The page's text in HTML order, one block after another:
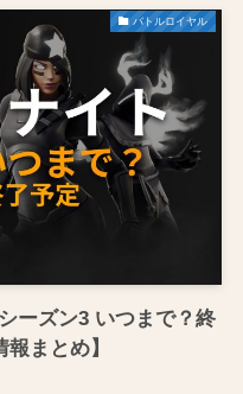
バトルロイヤル
ーズン3 いつまで？終
まとめ】